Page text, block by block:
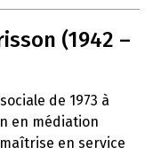
(1942 –
de 1973 à
en médiation
en service